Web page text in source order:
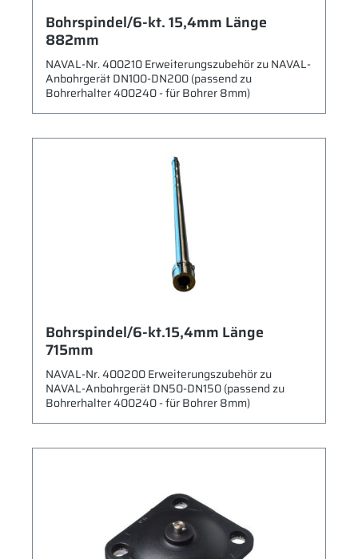
Bohrspindel/6-kt. 15,4mm Länge
882mm
NAVAL-Nr. 400210 Erweiterungszubehör zu NAVAL-
Anbohrgerät DN100-DN200 (passend zu
Bohrerhalter 400240 - für Bohrer 8mm)
Bohrspindel/6-kt.15,4mm Länge
715mm
NAVAL-Nr. 400200 Erweiterungszubehör zu
NAVAL-Anbohrgerät DN50-DN150 (passend zu
Bohrerhalter 400240 - für Bohrer 8mm)